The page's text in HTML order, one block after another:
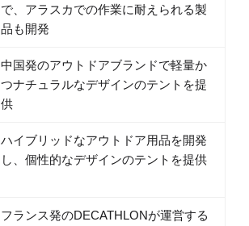
で、アラスカでの作業に耐えられる製
品も開発
中国発のアウトドアブランドで軽量か
つナチュラルなデザインのテントを提
供
ハイブリッドなアウトドア用品を開発
し、個性的なデザインのテントを提供
フランス発のDECATHLONが運営する